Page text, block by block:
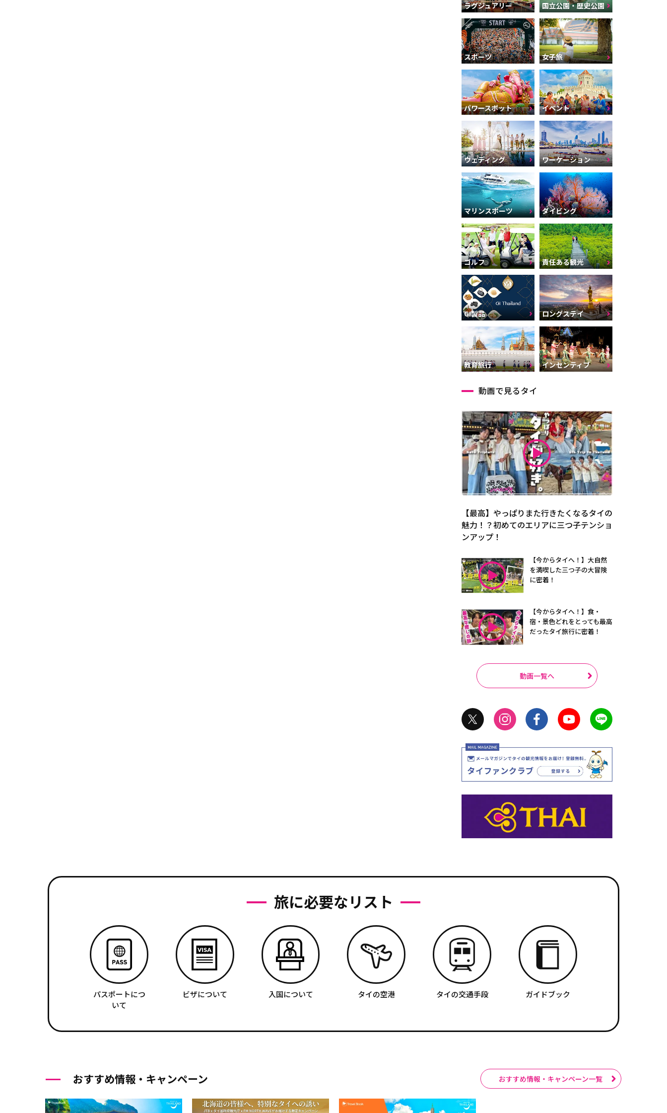
ラグジュアリー 国立公園・歴史公園
スポーツ 女子旅
パワースポット イベント
ウェディング ワーケーション
マリンスポーツ ダイビング
ゴルフ 責任ある観光
GI製品 ロングステイ
教育旅行 インセンティブ
動画で見るタイ
【最高】やっぱりまた行きたくなるタイの
魅力！？初めてのエリアに三つ子テンショ
ンアップ！
【今からタイへ！】大自然
を満喫した三つ子の大冒険
に密着！
【今からタイへ！】食・
宿・景色どれをとっても最高
だったタイ旅行に密着！
動画一覧へ
旅に必要なリスト
パスポートにつ
いて
ビザについて 入国について タイの空港 タイの交通手段 ガイドブック
おすすめ情報・キャンペーン おすすめ情報・キャンペーン一覧